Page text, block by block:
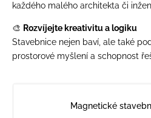
každého malého architekta či
🎨 Rozvíjejte kreativitu a logiku
Stavebnice nejen baví, ale také
prostorové myšlení a schopnost
Magnetické